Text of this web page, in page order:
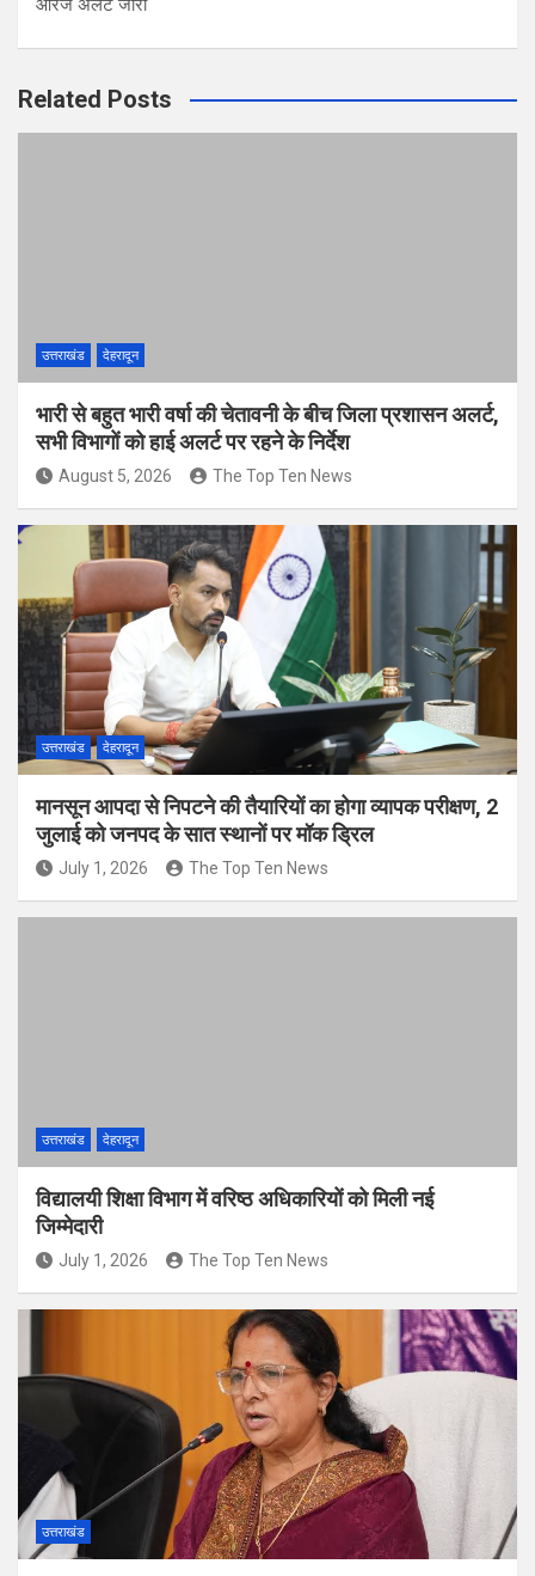
Related Posts
उत्तराखंड देहरादून
भारी से बहुत भारी वर्षा की चेतावनी के बीच जिला प्रशासन अलर्ट,
सभी विभागों को हाई अलर्ट पर रहने के निर्देश
August 5, 2026 The Top Ten News
उत्तराखंड देहरादून
मानसून आपदा से निपटने की तैयारियों का होगा व्यापक परीक्षण, 2
जुलाई को जनपद के सात स्थानों पर मॉक ड्रिल
July 1, 2026 The Top Ten News
उत्तराखंड देहरादून
विद्यालयी शिक्षा विभाग में वरिष्ठ अधिकारियों को मिली नई
जिम्मेदारी
July 1, 2026 The Top Ten News
उत्तराखंड